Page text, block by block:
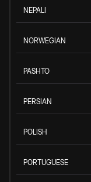
NEPALI
NORWEGIAN
PASHTO
PERSIAN
POLISH
PORTUGUESE